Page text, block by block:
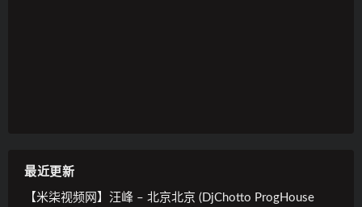
最近更新
【米柒视频网】汪峰 – 北京北京 (DjChotto ProgHouse